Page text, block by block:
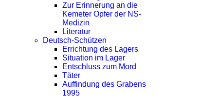
Zur Erinnerung an die
Kemeter Opfer der NS-
Medizin
Literatur
Deutsch-Schützen
Errichtung des Lagers
Situation im Lager
Entschluss zum Mord
Täter
Auffindung des Grabens
1995